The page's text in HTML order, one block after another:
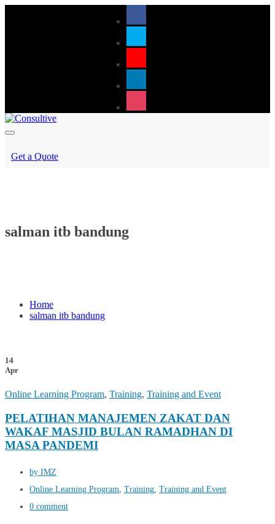
Get a Quote
salman itb bandung
Home
salman itb bandung
14
Apr
Online Learning Program, Training, Training and Event
PELATIHAN MANAJEMEN ZAKAT DAN
WAKAF MASJID BULAN RAMADHAN DI
MASA PANDEMI
by IMZ
Online Learning Program Training Training and Event
0 comment